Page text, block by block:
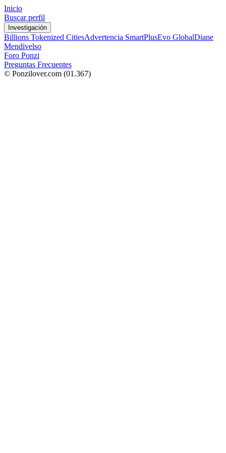
Inicio
Buscar perfil
Investigación
Billions Tokenized CitiesAdvertencia SmartPlusEvo GlobalDiane
Mendivelso
Foro Ponzi
Preguntas Frecuentes
© Ponzilover.com (01.367)